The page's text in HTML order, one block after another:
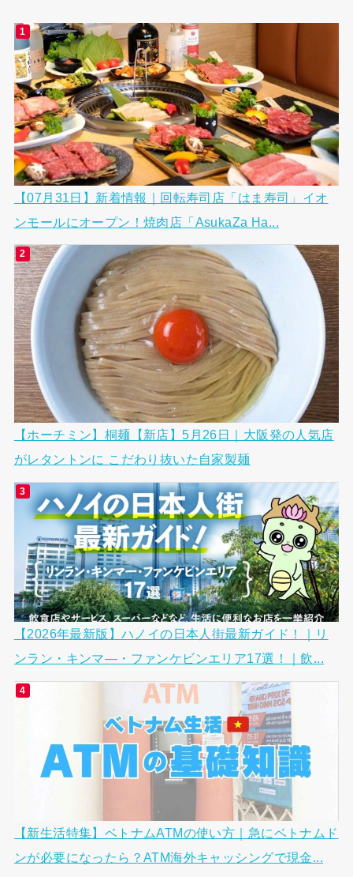
【07月31日】新着情報｜回転寿司店「はま寿司」イオ
ンモールにオープン！焼肉店「AsukaZa Ha...
【ホーチミン】桐麺【新店】5月26日｜大阪発の人気店
がレタントンに こだわり抜いた自家製麺
【2026年最新版】ハノイの日本人街最新ガイド！｜リ
ンラン・キンマ―・ファンケビンエリア17選！｜飲...
【新生活特集】ベトナムATMの使い方｜急にベトナムド
ンが必要になったら？ATM海外キャッシングで現金...